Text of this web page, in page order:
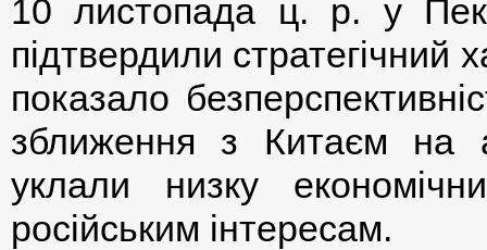
10 листопада ц. р. у
підтвердили стратегічний
показало
зближення з Китаєм на
уклали низку
російським інтересам.